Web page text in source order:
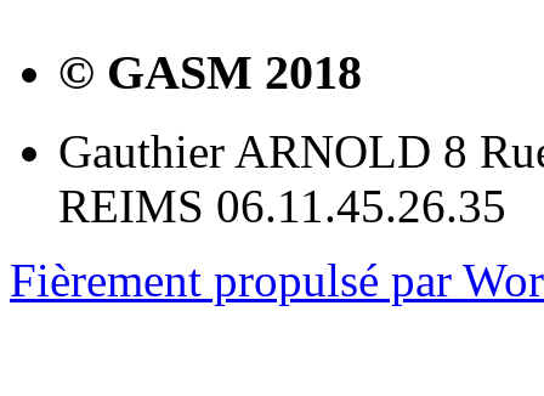
© GASM 2018
Gauthier ARNOLD 8
REIMS 06.11.45.26.35
Fièrement propulsé par